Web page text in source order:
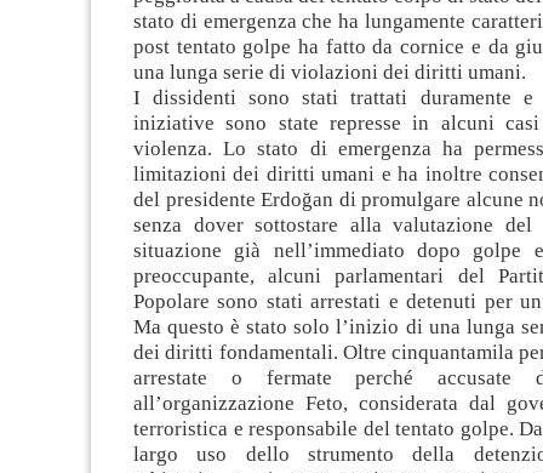
stato di emergenza che ha lungamente
post tentato golpe ha fatto da cornice e da
una lunga serie di violazioni dei diritti umani.
I dissidenti sono stati trattati duramente
iniziative sono state represse in alcuni
violenza. Lo stato di emergenza ha
limitazioni dei diritti umani e ha inoltre
del presidente Erdoğan di promulgare alcune
senza dover sottostare alla valutazione del
situazione già nell’immediato dopo golpe
preoccupante, alcuni parlamentari del
Popolare sono stati arrestati e detenuti per
Ma questo è stato solo l’inizio di una lunga
dei diritti fondamentali. Oltre cinquantamila
arrestate o fermate perché accusate
all’organizzazione Feto, considerata dal
terroristica e responsabile del tentato golpe.
largo uso dello strumento della